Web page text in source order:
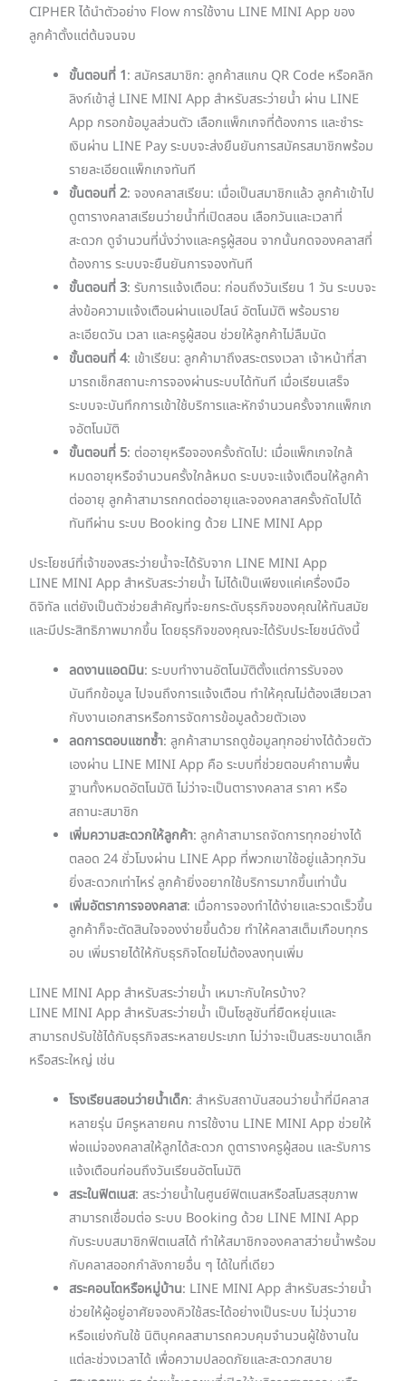
CIPHER ได้นำตัวอย่าง Flow การใช้งาน LINE MINI App ของ
ลูกค้าตั้งแต่ต้นจนจบ
ขั้นตอนที่ 1: สมัครสมาชิก: ลูกค้าสแกน QR Code หรือคลิก
ลิงก์เข้าสู่ LINE MINI App สำหรับสระว่ายน้ำ ผ่าน LINE
App กรอกข้อมูลส่วนตัว เลือกแพ็กเกจที่ต้องการ และชำระ
เงินผ่าน LINE Pay ระบบจะส่งยืนยันการสมัครสมาชิกพร้อม
รายละเอียดแพ็กเกจทันที
ขั้นตอนที่ 2: จองคลาสเรียน: เมื่อเป็นสมาชิกแล้ว ลูกค้าเข้าไป
ดูตารางคลาสเรียนว่ายน้ำที่เปิดสอน เลือกวันและเวลาที่
สะดวก ดูจำนวนที่นั่งว่างและครูผู้สอน จากนั้นกดจองคลาสที่
ต้องการ ระบบจะยืนยันการจองทันที
ขั้นตอนที่ 3: รับการแจ้งเตือน: ก่อนถึงวันเรียน 1 วัน ระบบจะ
ส่งข้อความแจ้งเตือนผ่านแอปไลน์ อัตโนมัติ พร้อมราย
ละเอียดวัน เวลา และครูผู้สอน ช่วยให้ลูกค้าไม่ลืมนัด
ขั้นตอนที่ 4: เข้าเรียน: ลูกค้ามาถึงสระตรงเวลา เจ้าหน้าที่สา
มารถเช็กสถานะการจองผ่านระบบได้ทันที เมื่อเรียนเสร็จ
ระบบจะบันทึกการเข้าใช้บริการและหักจำนวนครั้งจากแพ็กเก
จอัตโนมัติ
ขั้นตอนที่ 5: ต่ออายุหรือจองครั้งถัดไป: เมื่อแพ็กเกจใกล้
หมดอายุหรือจำนวนครั้งใกล้หมด ระบบจะแจ้งเตือนให้ลูกค้า
ต่ออายุ ลูกค้าสามารถกดต่ออายุและจองคลาสครั้งถัดไปได้
ทันทีผ่าน ระบบ Booking ด้วย LINE MINI App
ประโยชน์ที่เจ้าของสระว่ายน้ำจะได้รับจาก LINE MINI App
LINE MINI App สำหรับสระว่ายน้ำ ไม่ได้เป็นเพียงแค่เครื่องมือ
ดิจิทัล แต่ยังเป็นตัวช่วยสำคัญที่จะยกระดับธุรกิจของคุณให้ทันสมัย
และมีประสิทธิภาพมากขึ้น โดยธุรกิจของคุณจะได้รับประโยชน์ดังนี้
ลดงานแอดมิน: ระบบทำงานอัตโนมัติตั้งแต่การรับจอง
บันทึกข้อมูล ไปจนถึงการแจ้งเตือน ทำให้คุณไม่ต้องเสียเวลา
กับงานเอกสารหรือการจัดการข้อมูลด้วยตัวเอง
ลดการตอบแชทซ้ำ: ลูกค้าสามารถดูข้อมูลทุกอย่างได้ด้วยตัว
เองผ่าน LINE MINI App คือ ระบบที่ช่วยตอบคำถามพื้น
ฐานทั้งหมดอัตโนมัติ ไม่ว่าจะเป็นตารางคลาส ราคา หรือ
สถานะสมาชิก
เพิ่มความสะดวกให้ลูกค้า: ลูกค้าสามารถจัดการทุกอย่างได้
ตลอด 24 ชั่วโมงผ่าน LINE App ที่พวกเขาใช้อยู่แล้วทุกวัน
ยิ่งสะดวกเท่าไหร่ ลูกค้ายิ่งอยากใช้บริการมากขึ้นเท่านั้น
เพิ่มอัตราการจองคลาส: เมื่อการจองทำได้ง่ายและรวดเร็วขึ้น
ลูกค้าก็จะตัดสินใจจองง่ายขึ้นด้วย ทำให้คลาสเต็มเกือบทุกร
อบ เพิ่มรายได้ให้กับธุรกิจโดยไม่ต้องลงทุนเพิ่ม
LINE MINI App สำหรับสระว่ายน้ำ เหมาะกับใครบ้าง?
LINE MINI App สำหรับสระว่ายน้ำ เป็นโซลูชันที่ยืดหยุ่นและ
สามารถปรับใช้ได้กับธุรกิจสระหลายประเภท ไม่ว่าจะเป็นสระขนาดเล็ก
หรือสระใหญ่ เช่น
โรงเรียนสอนว่ายน้ำเด็ก: สำหรับสถาบันสอนว่ายน้ำที่มีคลาส
หลายรุ่น มีครูหลายคน การใช้งาน LINE MINI App ช่วยให้
พ่อแม่จองคลาสให้ลูกได้สะดวก ดูตารางครูผู้สอน และรับการ
แจ้งเตือนก่อนถึงวันเรียนอัตโนมัติ
สระในฟิตเนส: สระว่ายน้ำในศูนย์ฟิตเนสหรือสโมสรสุขภาพ
สามารถเชื่อมต่อ ระบบ Booking ด้วย LINE MINI App
กับระบบสมาชิกฟิตเนสได้ ทำให้สมาชิกจองคลาสว่ายน้ำพร้อม
กับคลาสออกกำลังกายอื่น ๆ ได้ในที่เดียว
สระคอนโดหรือหมู่บ้าน: LINE MINI App สำหรับสระว่ายน้ำ
ช่วยให้ผู้อยู่อาศัยจองคิวใช้สระได้อย่างเป็นระบบ ไม่วุ่นวาย
หรือแย่งกันใช้ นิติบุคคลสามารถควบคุมจำนวนผู้ใช้งานใน
แต่ละช่วงเวลาได้ เพื่อความปลอดภัยและสะดวกสบาย